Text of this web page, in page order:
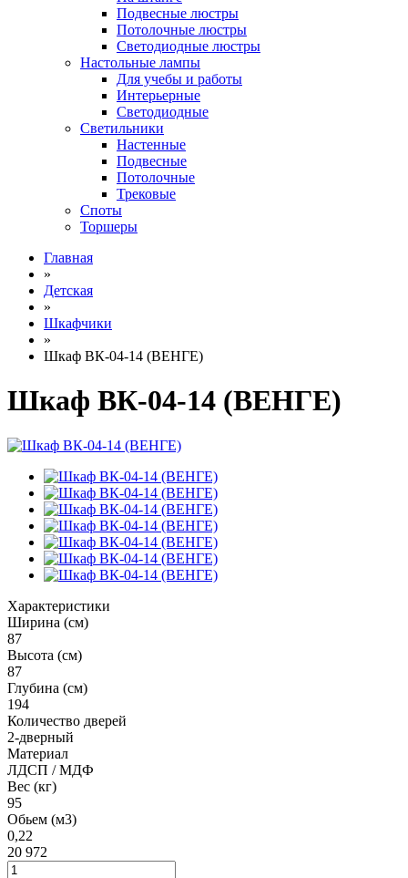
Подвесные люстры
Потолочные люстры
Светодиодные люстры
Настольные лампы
Для учебы и работы
Интерьерные
Светодиодные
Светильники
Настенные
Подвесные
Потолочные
Трековые
Споты
Торшеры
Главная
»
Детская
»
Шкафчики
»
Шкаф ВК-04-14 (ВЕНГЕ)
Шкаф ВК-04-14 (ВЕНГЕ)
Характеристики
Ширина (см)
87
Высота (см)
87
Глубина (см)
194
Количество дверей
2-дверный
Материал
ЛДСП / МДФ
Вес (кг)
95
Обьем (м3)
0,22
20 972